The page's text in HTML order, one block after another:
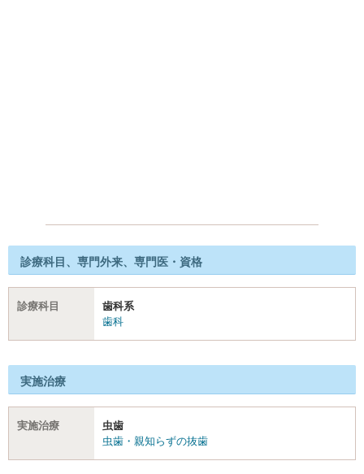
診療科目、専門外来、専門医・資格
診療科目
歯科系
歯科
実施治療
実施治療
虫歯
虫歯・親知らずの抜歯